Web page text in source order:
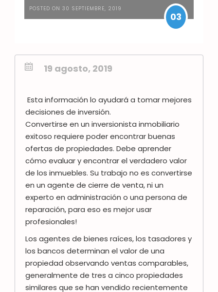
POSTED ON 30 SEPTIEMBRE, 2019
03
19 agosto, 2019
Esta información lo ayudará a tomar mejores
decisiones de inversión.
Convertirse en un inversionista inmobiliario
exitoso requiere poder encontrar buenas
ofertas de propiedades. Debe aprender
cómo evaluar y encontrar el verdadero valor
de los inmuebles. Su trabajo no es convertirse
en un agente de cierre de venta, ni un
experto en administración o una persona de
reparación, para eso es mejor usar
profesionales!
Los agentes de bienes raíces, los tasadores y
los bancos determinan el valor de una
propiedad observando ventas comparables,
generalmente de tres a cinco propiedades
similares que se han vendido recientemente